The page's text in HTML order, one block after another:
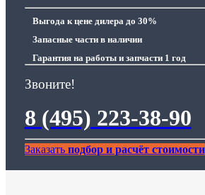
Выгодак цене дилера до 30%
Запасные частив наличии
Гарантияна работы и запчасти 1 год
Звоните!
8 (495) 223-38-90
Заказать подбор и расчёт стоимости